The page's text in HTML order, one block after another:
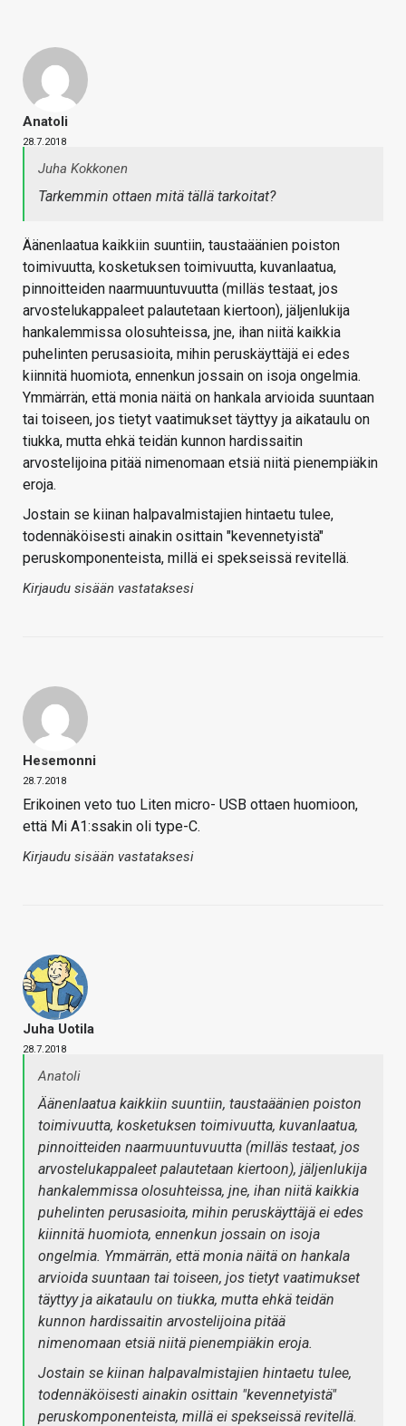
Anatoli
28.7.2018
Juha Kokkonen
Tarkemmin ottaen mitä tällä tarkoitat?
Äänenlaatua kaikkiin suuntiin, taustaäänien poiston
toimivuutta, kosketuksen toimivuutta, kuvanlaatua,
pinnoitteiden naarmuuntuvuutta (milläs testaat, jos
arvostelukappaleet palautetaan kiertoon), jäljenlukija
hankalemmissa olosuhteissa, jne, ihan niitä kaikkia
puhelinten perusasioita, mihin peruskäyttäjä ei edes
kiinnitä huomiota, ennenkun jossain on isoja ongelmia.
Ymmärrän, että monia näitä on hankala arvioida suuntaan
tai toiseen, jos tietyt vaatimukset täyttyy ja aikataulu on
tiukka, mutta ehkä teidän kunnon hardissaitin
arvostelijoina pitää nimenomaan etsiä niitä pienempiäkin
eroja.
Jostain se kiinan halpavalmistajien hintaetu tulee,
todennäköisesti ainakin osittain "kevennetyistä"
peruskomponenteista, millä ei spekseissä revitellä.
Kirjaudu sisään vastataksesi
Hesemonni
28.7.2018
Erikoinen veto tuo Liten micro- USB ottaen huomioon,
että Mi A1:ssakin oli type-C.
Kirjaudu sisään vastataksesi
Juha Uotila
28.7.2018
Anatoli
Äänenlaatua kaikkiin suuntiin, taustaäänien poiston
toimivuutta, kosketuksen toimivuutta, kuvanlaatua,
pinnoitteiden naarmuuntuvuutta (milläs testaat, jos
arvostelukappaleet palautetaan kiertoon), jäljenlukija
hankalemmissa olosuhteissa, jne, ihan niitä kaikkia
puhelinten perusasioita, mihin peruskäyttäjä ei edes
kiinnitä huomiota, ennenkun jossain on isoja
ongelmia. Ymmärrän, että monia näitä on hankala
arvioida suuntaan tai toiseen, jos tietyt vaatimukset
täyttyy ja aikataulu on tiukka, mutta ehkä teidän
kunnon hardissaitin arvostelijoina pitää
nimenomaan etsiä niitä pienempiäkin eroja.
Jostain se kiinan halpavalmistajien hintaetu tulee,
todennäköisesti ainakin osittain "kevennetyistä"
peruskomponenteista, millä ei spekseissä revitellä.